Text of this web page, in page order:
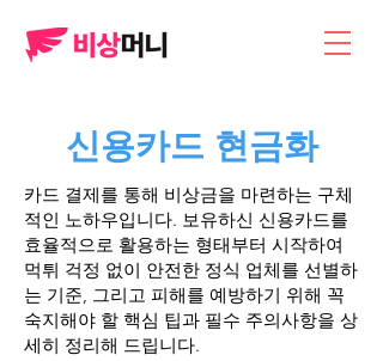
​신용카드 현금화
카드 결제를 통해 비상금을 마련하는 구체
적인 노하우입니다. 보유하신 신용카드를
효율적으로 활용하는 형태부터 시작하여
먹튀 걱정 없이 안전한 정식 업체를 선별하
는 기준, 그리고 피해를 예방하기 위해 꼭
숙지해야 할 핵심 팁과 필수 주의사항을 상
세히 정리해 드립니다.